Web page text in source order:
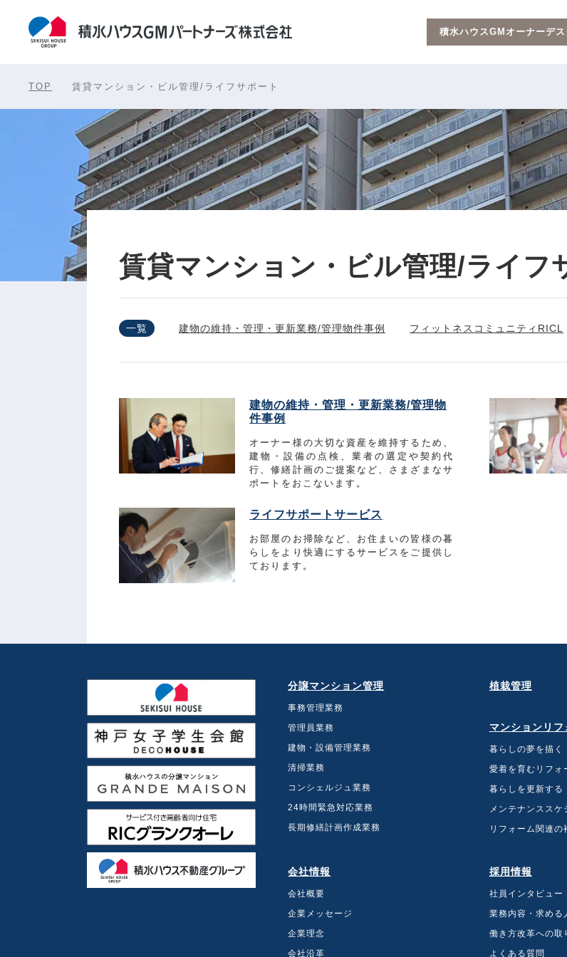
積水ハウスGMオーナーデ
TOP 賃貸マンション・ビル管理/ライフサポート
賃貸マンション・ビル管理/ライフ
一覧 建物の維持・管理・更新業務/管理物件事例 フィットネスコミュニティRICL
建物の維持・管理・更新業務/管理物
件事例
オーナー様の大切な資産を維持するため、
建物・設備の点検、業者の選定や契約代
行、修繕計画のご提案など、さまざまなサ
ポートをおこないます。
ライフサポートサービス
お部屋のお掃除など、お住まいの皆様の暮
らしをより快適にするサービスをご提供し
ております。
分譲マンション管理
事務管理業務
管理員業務
建物・設備管理業務
清掃業務
コンシェルジュ業務
24時間緊急対応業務
長期修繕計画作成業務
植栽管理
マンションリフ
暮らしの夢を描く
愛着を育むリフォ
暮らしを更新する
メンテナンススケ
リフォーム関連の
会社情報
会社概要
企業メッセージ
企業理念
会社沿革
採用情報
社員インタビュー
業務内容・求める
働き方改革への取
よくある質問